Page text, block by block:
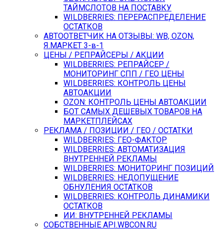
ТАЙМСЛОТОВ НА ПОСТАВКУ
WILDBERRIES: ПЕРЕРАСПРЕДЕЛЕНИЕ
ОСТАТКОВ
АВТООТВЕТЧИК НА ОТЗЫВЫ: WB, OZON,
Я.МАРКЕТ 3-в-1
ЦЕНЫ / РЕПРАЙСЕРЫ / АКЦИИ
WILDBERRIES: РЕПРАЙСЕР /
МОНИТОРИНГ СПП / ГЕО ЦЕНЫ
WILDBERRIES: КОНТРОЛЬ ЦЕНЫ
АВТОАКЦИИ
OZON: КОНТРОЛЬ ЦЕНЫ АВТОАКЦИИ
БОТ САМЫХ ДЕШЕВЫХ ТОВАРОВ НА
МАРКЕТПЛЕЙСАХ
РЕКЛАМА / ПОЗИЦИИ / ГЕО / ОСТАТКИ
WILDBERRIES: ГЕО-ФАКТОР
WILDBERRIES: АВТОМАТИЗАЦИЯ
ВНУТРЕННЕЙ РЕКЛАМЫ
WILDBERRIES: МОНИТОРИНГ ПОЗИЦИЙ
WILDBERRIES: НЕДОПУЩЕНИЕ
ОБНУЛЕНИЯ ОСТАТКОВ
WILDBERRIES: КОНТРОЛЬ ДИНАМИКИ
ОСТАТКОВ
ИИ: ВНУТРЕННЕЙ РЕКЛАМЫ
СОБСТВЕННЫЕ API.WBCON.RU